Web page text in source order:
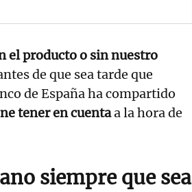
el producto o sin nuestro
de que sea tarde que
de España ha compartido
tener en cuentaa la hora de
siempre que sea